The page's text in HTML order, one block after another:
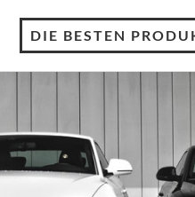
DIE BESTEN